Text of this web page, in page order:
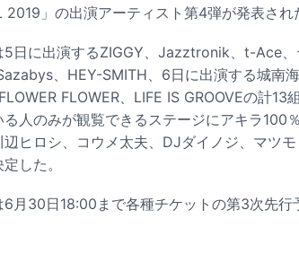
」の出演アーティスト第4弾が発表され
日に出演するZIGGY、Jazztronik、t-Ace、
、HEY-SMITH、6日に出演する城南
FLOWER、LIFE IS GROOVEの計13
人のみが観覧できるステージにアキラ100
ヒロシ、コウメ太夫、DJダイノジ、マツモ
した。
月30日18:00まで各種チケットの第3次先行